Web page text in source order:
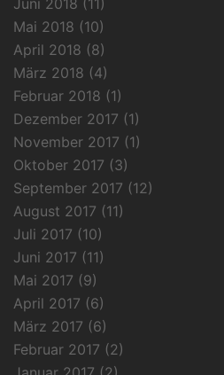
Juni 2018 (11)
Mai 2018 (10)
April 2018 (8)
März 2018 (4)
Februar 2018 (1)
Dezember 2017 (1)
November 2017 (1)
Oktober 2017 (3)
September 2017 (12)
August 2017 (11)
Juli 2017 (10)
Juni 2017 (11)
Mai 2017 (9)
April 2017 (6)
März 2017 (6)
Februar 2017 (2)